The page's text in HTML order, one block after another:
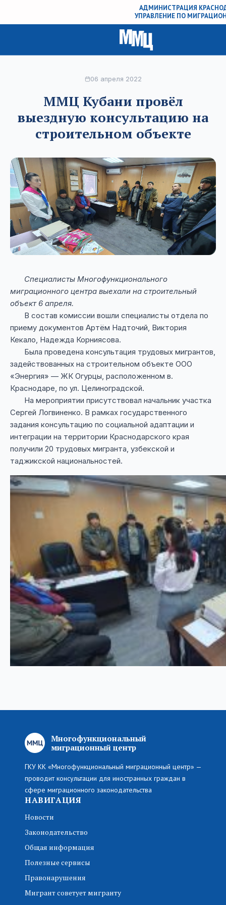
АДМИНИСТРАЦИЯ
УПРАВЛЕНИЕ ПО
06 апреля 2022
ММЦ Кубани провёл
выездную консультацию на
строительном объекте
Специалисты Многофункционального
миграционного центра выехали на строительный
объект 6 апреля.
В состав комиссии вошли специалисты отдела по
приему документов Артём Надточий, Виктория
Кекало, Надежда Корниясова.
Была проведена консультация трудовых мигрантов,
задействованных на строительном объекте ООО
«Энергия» — ЖК Огурцы, расположенном в.
Краснодаре, по ул. Целиноградской.
На мероприятии присутствовал начальник участка
Сергей Логвиненко. В рамках государственного
задания консультацию по социальной адаптации и
интеграции на территории Краснодарского края
получили 20 трудовых мигранта, узбекской и
таджикской национальностей.
Многофункциональный
миграционный центр
ГКУ КК «Многофункциональный миграционный центр» —
проводит консультации для иностранных граждан в
сфере миграционного законодательства
НАВИГАЦИЯ
Новости
Законодательство
Общая информация
Полезные сервисы
Правонарушения
Мигрант советует мигранту